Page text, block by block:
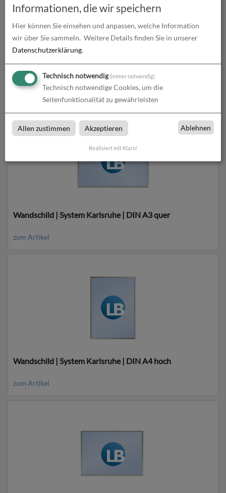
zum Artikel
Wandschild | System Karlsruhe | DIN A3 quer
zum Artikel
Wandschild | System Karlsruhe | DIN A4 hoch
zum Artikel
Informationen, die wir speichern
Hier können Sie einsehen und anpassen, welche Information
wir über Sie sammeln. Weitere Details finden Sie in unserer
Datenschutzerklärung.
Technisch notwendig(immer notwendig)
Technisch notwendige Cookies, um die
Seitenfunktionalität zu gewährleisten
Allen zustimmen Akzeptieren Ablehnen
Realisiert mit Klaro!